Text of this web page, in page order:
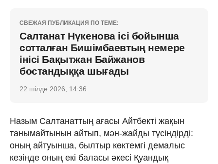
СВЕЖАЯ ПУБЛИКАЦИЯ ПО ТЕМЕ:
Салтанат Нүкенова ісі бойынша
сотталған Бишімбаевтың немере
інісі Бақытжан Байжанов
бостандыққа шығады
22 шілде 2026, 14:36
Назым Салтанаттың ағасы Айтбекті жақын
танымайтынын айтып, мән-жайды түсіндірді:
оның айтуынша, былтыр көктемгі демалыс
кезінде оның екі баласы әкесі Қуандық